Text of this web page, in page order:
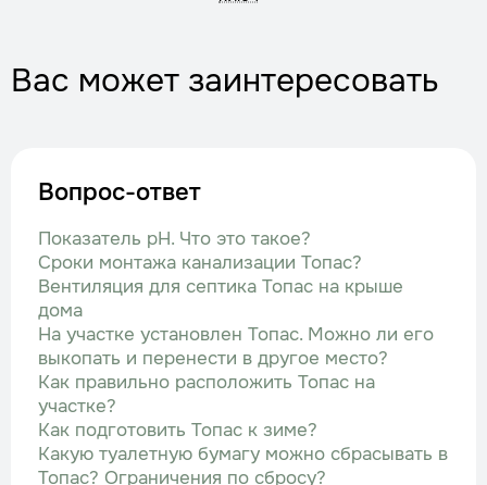
Вас может заинтересовать
Вопрос-ответ
Показатель рН. Что это такое?
Сроки монтажа канализации Топас?
Вентиляция для септика Топас на крыше
дома
На участке установлен Топас. Можно ли его
выкопать и перенести в другое место?
Как правильно расположить Топас на
участке?
Как подготовить Топас к зиме?
Какую туалетную бумагу можно сбрасывать в
Топас? Ограничения по сбросу?